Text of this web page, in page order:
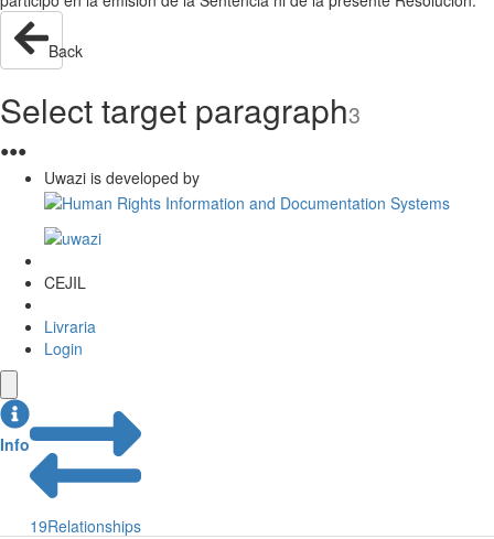
Back
Select target paragraph3
●●●
Uwazi is developed by
CEJIL
Livraria
Login
Info
19Relationships